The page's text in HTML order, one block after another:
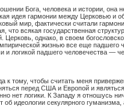
Бога, человека и истории, она
идея гармонии между Церковью и
мир, фактически считали
что всякая государственная
однако, в своем
жизнью все еще падшего
логикой падшего человечества —
к тому, чтобы считать меня
перед США и Европой и
нет логики. К Западу я отношусь
идеологии секулярного гуманизма,